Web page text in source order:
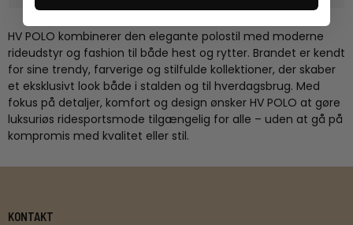
HV POLO kombinerer den elegante polostil med moderne
rideudstyr og fashion til både hest og rytter. Brandet er kendt
for sine trendy, farverige og stilfulde kollektioner, der skaber
et eksklusivt look både i stalden og til hverdagsbrug. Med
fokus på detaljer, komfort og design ønsker HV POLO at gøre
luksuriøs ridesportsmode tilgængelig for alle – uden at gå på
kompromis med kvalitet eller stil.
KONTAKT